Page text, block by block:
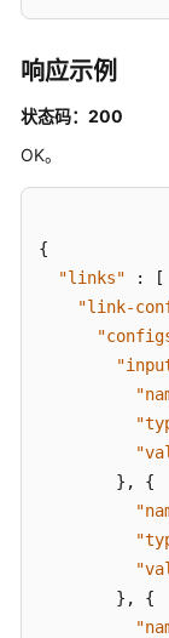
责
共
云
服
等
级
（SLA）
响应示例
状态码：200
OK。
{
"links"
: [
"link-
} ,
{
} ,
{